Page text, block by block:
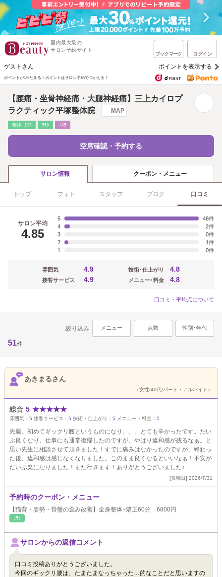
国内最大級の
サロン予約サイト
ブックマーク ログイン
ゲストさん ポイントを表示する
ポイントが1%たまる！ ポイントはサロン予約でつかえる！
【腰痛・坐骨神経痛・大腿神経痛】三上カイロプ
ラクティック平塚整体院
MAP
整体･ｶｲﾛ ﾘﾗｸ ｴｽﾃ
空席確認・予約する
サロン情報 クーポン・メニュー
トップ フォト スタッフ ブログ 口コミ
サロン平均
4.85
5
48
4
2
3
0
2
1
1
0
雰囲気 4.9
接客サービス 4.9
技術･仕上がり 4.8
メニュー･料金 4.8
口コミ・平均点について
絞り込み メニュー 点数 性別･年代
51件
あきまるさん
（女性/40代/パート・アルバイト）
総合 5 ★★★★★
雰囲気： 5 接客サービス： 5 技術・仕上がり： 5 メニュー・料金： 5
先週、初めてギックリ腰というものになり。。。とても辛かったです。だい
ぶ良くなり、仕事にも通常復帰したのですが、やはり違和感が残るなぁ。と
思い先生に相談させて頂きました！すでに痛みはなかったのですが、終わっ
た後、違和感は感じなくなりました。このまま良くなるといいなぁ！不安が
だいぶ楽になりました！また行きます！ありがとうございました♪
[投稿日] 2026/7/31
予約時のクーポン・メニュー
【猫背・姿勢・骨盤の歪み改善】全身整体+矯正60分 6800円
ﾘﾗｸ
サロンからの返信コメント
口コミ投稿ありがとうございました。
今回のギックリ腰は、たまたまなっちゃった…的なことだと思いますの